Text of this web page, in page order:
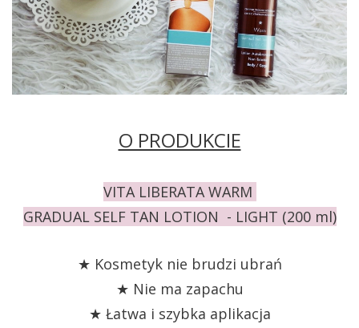
O PRODUKCIE
VITA LIBERATA WARM
GRADUAL SELF TAN LOTION - LIGHT (200 ml)
★ Kosmetyk nie brudzi ubrań
★ Nie ma zapachu
★ Łatwa i szybka aplikacja